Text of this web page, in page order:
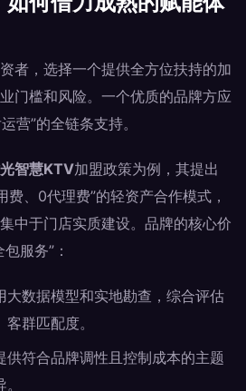
者，选择一个提供全方位扶持的加
门槛和风险。一个优质的品牌方应
营”的全链条支持。
智慧KTV加盟政策为例，其提出
费、0代理费”的轻资产合作模式，
中于门店实质建设。品牌的核心价
服务”：
大数据模型和实地勘查，综合评估
群匹配度。
供符合品牌调性且控制成本的主题